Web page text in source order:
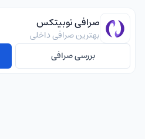
صرافی نوبیتکس
بهترین صرافی داخلی
بررسی صرافی